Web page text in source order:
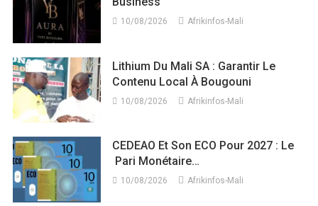
10/08/2026 Afrikinfos-Mali
Lithium Du Mali SA : Garantir Le
Contenu Local À Bougouni
10/08/2026 Afrikinfos-Mali
CEDEAO Et Son ECO Pour 2027 : Le
Pari Monétaire…
10/08/2026 Afrikinfos-Mali